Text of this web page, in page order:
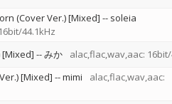
(Cover Ver.) [Mixed] -- soleia
44.1kHz
[Mixed] --みか alac,flac,wav,aac:
[Mixed] --mimi
alac,flac,wav,aac: